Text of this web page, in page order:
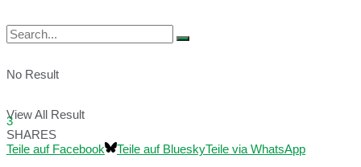
No Result
View All Result
3
SHARES
Teile auf Facebook
Teile auf BlueskyTeile via WhatsApp